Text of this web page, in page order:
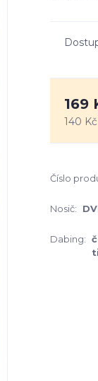
169
140 Kč
Číslo
Nosič:
Dabing: